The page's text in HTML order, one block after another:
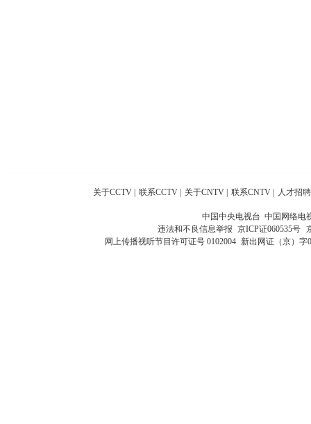
关于CCTV 联系CCTV 关于CNTV 联系CNTV 人才招聘
中国中央电视台 中国网络电
违法和不良信息举报 京ICP证060535号
网上传播视听节目许可证号 0102004 新出网证（京）